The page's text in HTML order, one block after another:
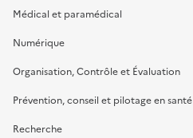
Médical et paramédical
Numérique
Organisation, Contrôle et Évaluation
Prévention, conseil et pilotage en santé
Recherche